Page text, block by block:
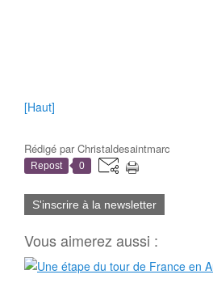
[Haut]
Rédigé parChristaldesaintmarc
Repost 0
S'inscrire à la newsletter
Vous aimerez aussi :